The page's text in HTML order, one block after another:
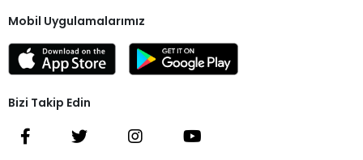
Mobil Uygulamalarımız
Bizi Takip Edin